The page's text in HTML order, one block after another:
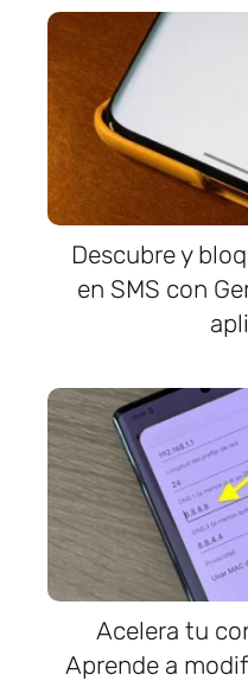
Descubre y
en SMS con
Acelera tu
Aprende a